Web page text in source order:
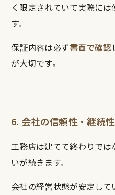
く限定されていて実際に
す。
保証内容は必ず書面で確認
が大切です。
6. 会社の信頼性・継続性
工務店は建てて終わりで
いが続きます。
会社の経営状態が安定し